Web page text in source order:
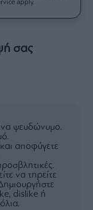
apply.
σας
ψευδώνυμο.
αποφύγετε
να τηρείτε
dislike ή